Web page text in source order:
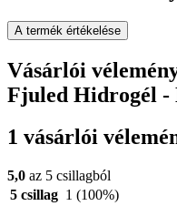
A termék értékelése
Vásárlói
Fjuled Hidrogél -
1 vásárlói
5,0 az 5 csillagból
5 csillag 1 (100%)